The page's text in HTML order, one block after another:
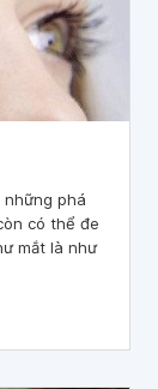
những phá
có thể đe
mắt là như